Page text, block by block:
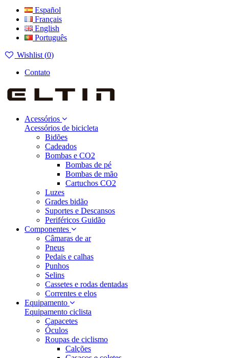
Español
Français
English
Português
Wishlist (0)
Contato
Acessórios
Acessórios de bicicleta
Bidões
Cadeados
Bombas e CO2
Bombas de pé
Bombas de mão
Cartuchos CO2
Luzes
Grades bidão
Suportes e Descansos
Periféricos Guidão
Componentes
Câmaras de ar
Pneus
Pedais e calhas
Punhos
Selins
Cassetes e rodas dentadas
Correntes e elos
Equipamento
Equipamento ciclista
Capacetes
Óculos
Roupas de ciclismo
Calções